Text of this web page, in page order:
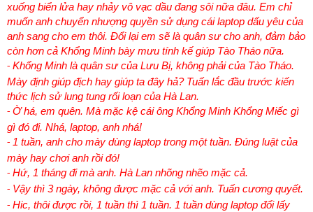
xuống biển lửa hay nhảy vô vạc dầu đang sôi nữa đâu. Em chỉ
muốn anh chuyển nhượng quyền sử dụng cái laptop dấu yêu của
anh sang cho em thôi. Đổi lại em sẽ là quân sư cho anh, đảm bảo
còn hơn cả Khổng Minh bày mưu tính kế giúp Tào Tháo nữa.
- Khổng Minh là quân sư của Lưu Bị, không phải của Tào Tháo.
Mày định giúp địch hay giúp ta đây hả? Tuấn lắc đầu trước kiến
thức lịch sử lung tung rối loạn của Hà Lan.
- Ờ há, em quên. Mà mặc kệ cái ông Khổng Minh Khổng Miếc gì
gì đó đi. Nhá, laptop, anh nhá!
- 1 tuần, anh cho mày dùng laptop trong một tuần. Đúng luật của
mày hay chơi anh rồi đó!
- Hứ, 1 tháng đi mà anh. Hà Lan nhõng nhẽo mặc cả.
- Vậy thì 3 ngày, không được mặc cả với anh. Tuấn cương quyết.
- Hic, thôi được rồi, 1 tuần thì 1 tuần. 1 tuần dùng laptop đổi lấy